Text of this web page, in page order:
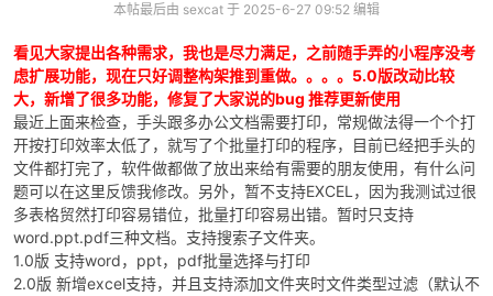
爱
本帖最后由 sexcat 于 2025-6-27 09:52 编辑
看见大家提出各种需求，我也是尽力满足，之前随手弄的小程序没考
虑扩展功能，现在只好调整构架推到重做。。。。5.0版改动比较
大，新增了很多功能，修复了大家说的bug 推荐更新使用
最近上面来检查，手头跟多办公文档需要打印，常规做法得一个个打
开按打印效率太低了，就写了个批量打印的程序，目前已经把手头的
文件都打完了，软件做都做了放出来给有需要的朋友使用，有什么问
题可以在这里反馈我修改。另外，暂不支持EXCEL，因为我测试过很
多表格贸然打印容易错位，批量打印容易出错。暂时只支持
word.ppt.pdf三种文档。支持搜索子文件夹。
1.0版 支持word，ppt，pdf批量选择与打印
2.0版 新增excel支持，并且支持添加文件夹时文件类型过滤（默认不